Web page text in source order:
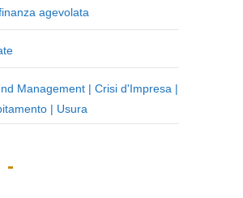
agevolata
Management | Crisi d'Impresa |
| Usura